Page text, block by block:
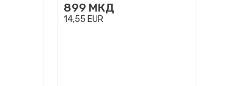
899 МКД
14,55 EUR